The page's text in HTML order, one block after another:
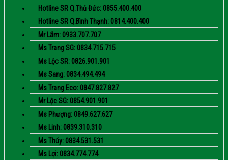
Hotline SR Q.Thủ Đức: 0855.400.400
Hotline SR Q.Bình Thạnh: 0814.400.400
Mr Lãm: 0933.707.707
Ms Trang SG: 0834.715.715
Ms Lộc SR: 0826.901.901
Ms Sang: 0834.494.494
Ms Trang Eco: 0847.827.827
Mr Lộc SG: 0854.901.901
Ms Phượng: 0849.627.627
Ms Linh: 0839.310.310
Ms Thúy: 0834.531.531
Ms Lợi: 0834.774.774